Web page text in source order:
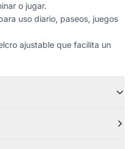
o jugar.
uso diario, paseos, juegos
ajustable que facilita un